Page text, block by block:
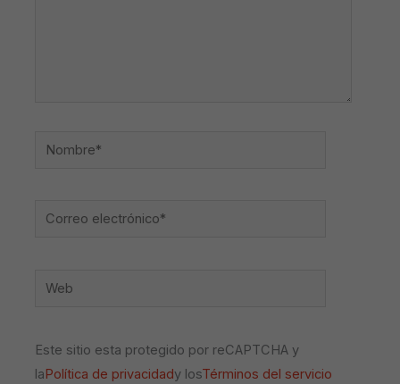
Nombre*
Correo
Web
Este sitio esta protegido por reCAPTCHA y
laPolítica de privacidady losTérminos del servicio